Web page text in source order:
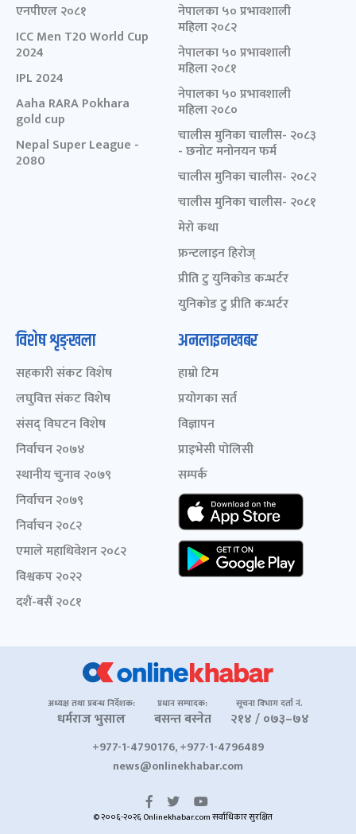
एनपीएल २०८१
ICC Men T20 World Cup
2024
IPL 2024
Aaha RARA Pokhara
gold cup
Nepal Super League -
2080
नेपालका ५० प्रभावशाली
महिला २०८२
नेपालका ५० प्रभावशाली
महिला २०८१
नेपालका ५० प्रभावशाली
महिला २०८०
चालीस मुनिका चालीस- २०८३
- छनोट मनोनयन फर्म
चालीस मुनिका चालीस- २०८२
चालीस मुनिका चालीस- २०८१
मेरो कथा
फ्रन्टलाइन हिरोज्
प्रीति टु युनिकोड कन्भर्टर
युनिकोड टु प्रीति कन्भर्टर
विशेष शृङ्खला
सहकारी संकट विशेष
लघुवित्त संकट विशेष
संसद् विघटन विशेष
निर्वाचन २०७४
स्थानीय चुनाव २०७९
निर्वाचन २०७९
निर्वाचन २०८२
एमाले महाधिवेशन २०८२
विश्वकप २०२२
दशैं-बसैं २०८१
अनलाइनखबर
हाम्रो टिम
प्रयोगका सर्त
विज्ञापन
प्राइभेसी पोलिसी
सम्पर्क
अध्यक्ष तथा प्रबन्ध निर्देशक:
धर्मराज भुसाल
प्रधान सम्पादक:
बसन्त बस्नेत
सूचना विभाग दर्ता नं.
२१४ / ०७३–७४
+977-1-4790176, +977-1-4796489
news@onlinekhabar.com
© २००६-२०२६ Onlinekhabar.com सर्वाधिकार सुरक्षित